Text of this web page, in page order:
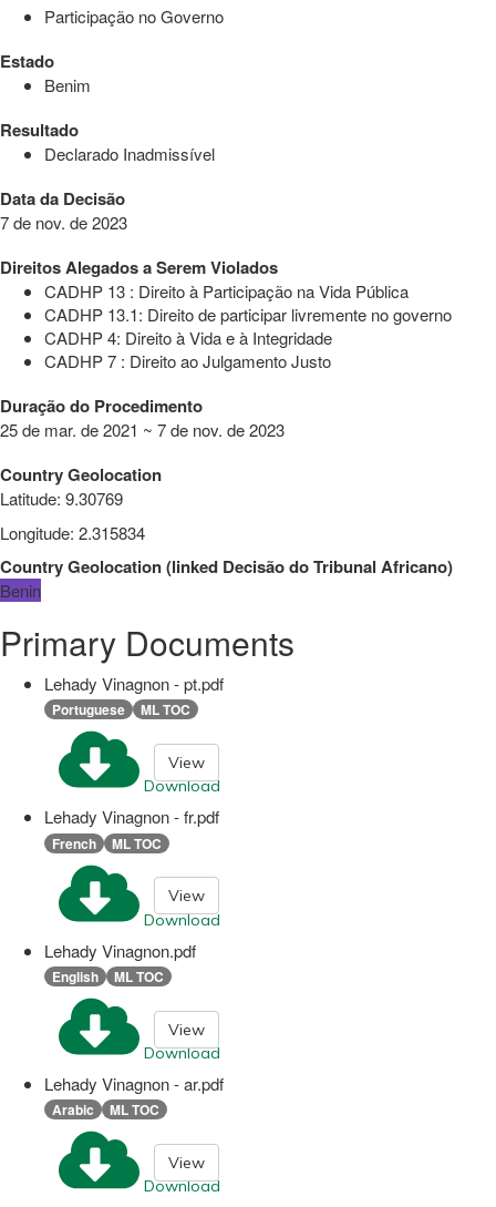
Participação no Governo
Estado
Benim
Resultado
Declarado Inadmissível
Data da Decisão
7 de nov. de 2023
Direitos Alegados a Serem Violados
CADHP 13 : Direito à Participação na Vida Pública
CADHP 13.1: Direito de participar livremente no governo
CADHP 4: Direito à Vida e à Integridade
CADHP 7 : Direito ao Julgamento Justo
Duração do Procedimento
25 de mar. de 2021 ~ 7 de nov. de 2023
Country Geolocation
Latitude: 9.30769
Longitude: 2.315834
Country Geolocation(linked Decisão do Tribunal Africano)
Benin
Primary Documents
Lehady Vinagnon - pt.pdf
Portuguese ML TOC
Download
View
Lehady Vinagnon - fr.pdf
French ML TOC
Download
View
Lehady Vinagnon.pdf
English ML TOC
Download
View
Lehady Vinagnon - ar.pdf
Arabic ML TOC
Download
View